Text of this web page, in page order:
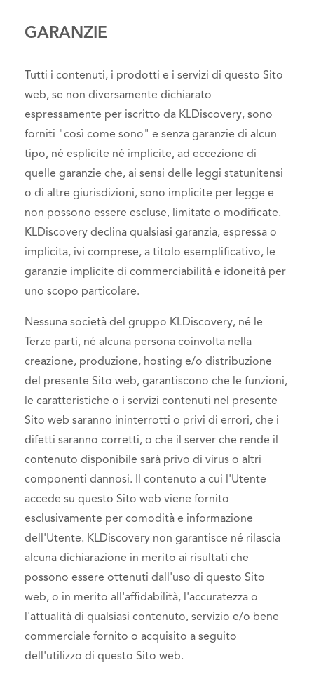
GARANZIE
Tutti i contenuti, i prodotti e i servizi di questo Sito
web, se non diversamente dichiarato
espressamente per iscritto da KLDiscovery, sono
forniti "così come sono" e senza garanzie di alcun
tipo, né esplicite né implicite, ad eccezione di
quelle garanzie che, ai sensi delle leggi statunitensi
o di altre giurisdizioni, sono implicite per legge e
non possono essere escluse, limitate o modificate.
KLDiscovery declina qualsiasi garanzia, espressa o
implicita, ivi comprese, a titolo esemplificativo, le
garanzie implicite di commerciabilità e idoneità per
uno scopo particolare.
Nessuna società del gruppo KLDiscovery, né le
Terze parti, né alcuna persona coinvolta nella
creazione, produzione, hosting e/o distribuzione
del presente Sito web, garantiscono che le funzioni,
le caratteristiche o i servizi contenuti nel presente
Sito web saranno ininterrotti o privi di errori, che i
difetti saranno corretti, o che il server che rende il
contenuto disponibile sarà privo di virus o altri
componenti dannosi. Il contenuto a cui l'Utente
accede su questo Sito web viene fornito
esclusivamente per comodità e informazione
dell'Utente. KLDiscovery non garantisce né rilascia
alcuna dichiarazione in merito ai risultati che
possono essere ottenuti dall'uso di questo Sito
web, o in merito all'affidabilità, l'accuratezza o
l'attualità di qualsiasi contenuto, servizio e/o bene
commerciale fornito o acquisito a seguito
dell'utilizzo di questo Sito web.